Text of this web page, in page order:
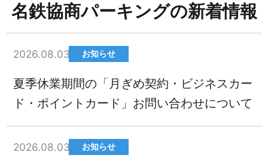
名鉄協商パーキングの新着情報
2026.08.03 お知らせ
夏季休業期間の「月ぎめ契約・ビジネスカー
ド・ポイントカード」お問い合わせについて
2026.08.03 お知らせ